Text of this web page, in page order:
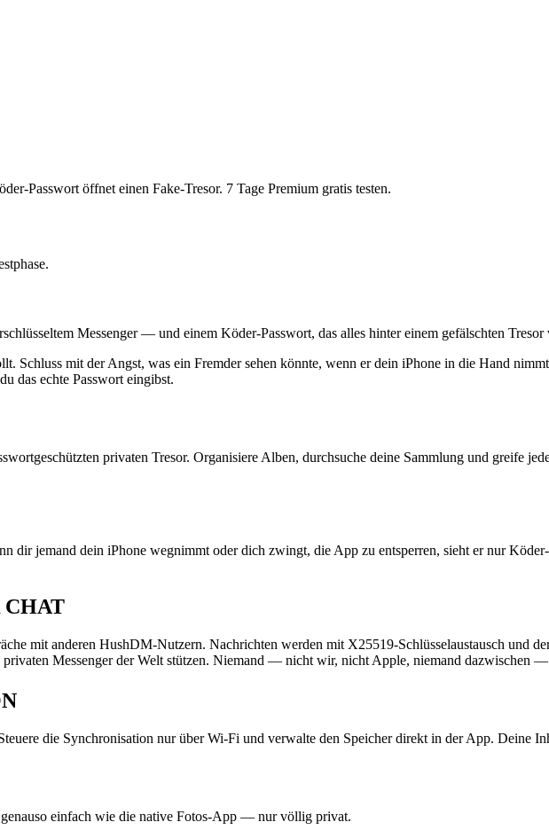
Passwort öffnet einen Fake-Tresor. 7 Tage Premium gratis testen.
Messenger — und einem Köder-Passwort, das alles hinter einem gefälschten Tresor
Schluss mit der Angst, was ein Fremder sehen könnte, wenn er dein iPhone in die Hand
das echte Passwort eingibst.
privaten Tresor. Organisiere Alben, durchsuche deine Sammlung und greife
dir jemand dein iPhone wegnimmt oder dich zwingt, die App zu entsperren, sieht er nur
CHAT
mit anderen HushDM-Nutzern. Nachrichten werden mit X25519-Schlüsselaustausch und
Messenger der Welt stützen. Niemand — nicht wir, nicht Apple, niemand dazwischen —
die Synchronisation nur über Wi-Fi und verwalte den Speicher direkt in der App. Deine
einfach wie die native Fotos-App — nur völlig privat.